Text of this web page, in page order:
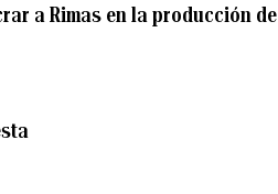
a Rimas en la producción de